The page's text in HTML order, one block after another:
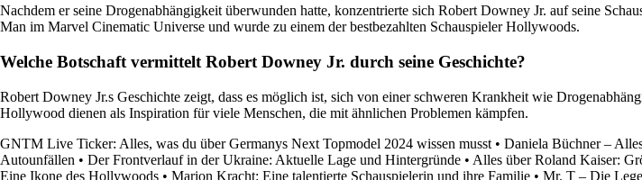
Nachdem er seine Drogenabhängigkeit überwunden hatte, konzentrierte sich Robert Downey Jr. auf seine
Man im Marvel Cinematic Universe und wurde zu einem der bestbezahlten Schauspieler Hollywoods.
Welche Botschaft vermittelt Robert Downey Jr. durch seine Geschichte?
Robert Downey Jr.s Geschichte zeigt, dass es möglich ist, sich von einer schweren Krankheit wie
Hollywood dienen als Inspiration für viele Menschen, die mit ähnlichen Problemen kämpfen.
GNTM Live Ticker: Alles, was du über Germanys Next Topmodel 2024 wissen musst • Daniela Büchner –
Autounfällen • Der Frontverlauf in der Ukraine: Aktuelle Lage und Hintergründe • Alles über Roland Kaiser:
Eine Ikone des Hollywoods • Marion Kracht: Eine talentierte Schauspielerin und ihre Familie • Mr. T – Die